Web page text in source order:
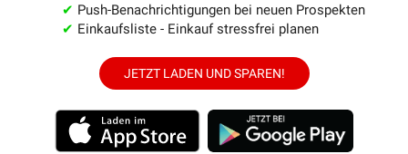
✔ Push-Benachrichtigungen bei neuen Prospekten
✔ Einkaufsliste - Einkauf stressfrei planen
JETZT LADEN UND SPAREN!